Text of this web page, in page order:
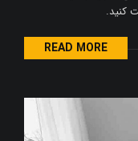
کنید.
READ MORE